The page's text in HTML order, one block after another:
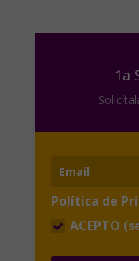
1a
Política de
ACEPTO